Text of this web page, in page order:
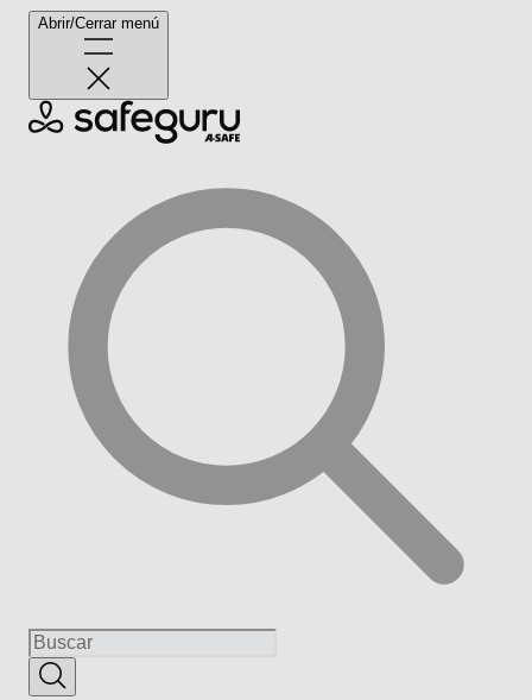
Abrir/Cerrar menú